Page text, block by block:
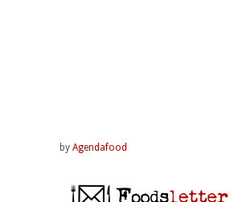
by Agendafood